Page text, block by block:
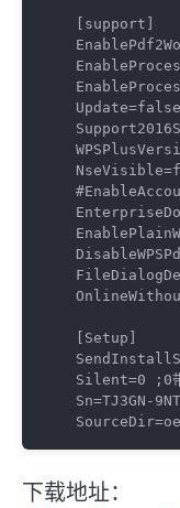
[support]
Update=false
[Setup]
Silent=0 ;0带
Sn=TJ3GN-
下载地址：